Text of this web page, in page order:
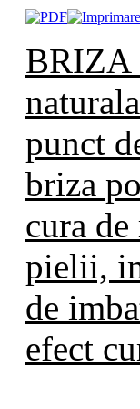
BRIZA
punct
briza
cura
pielii,
de
efect